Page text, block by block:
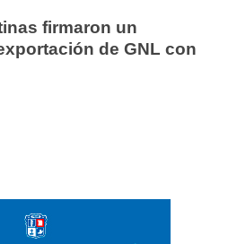
firmaron un
de GNL con